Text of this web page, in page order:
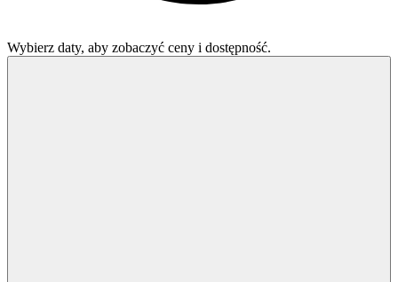
Wybierz daty, aby zobaczyć ceny i dostępność.